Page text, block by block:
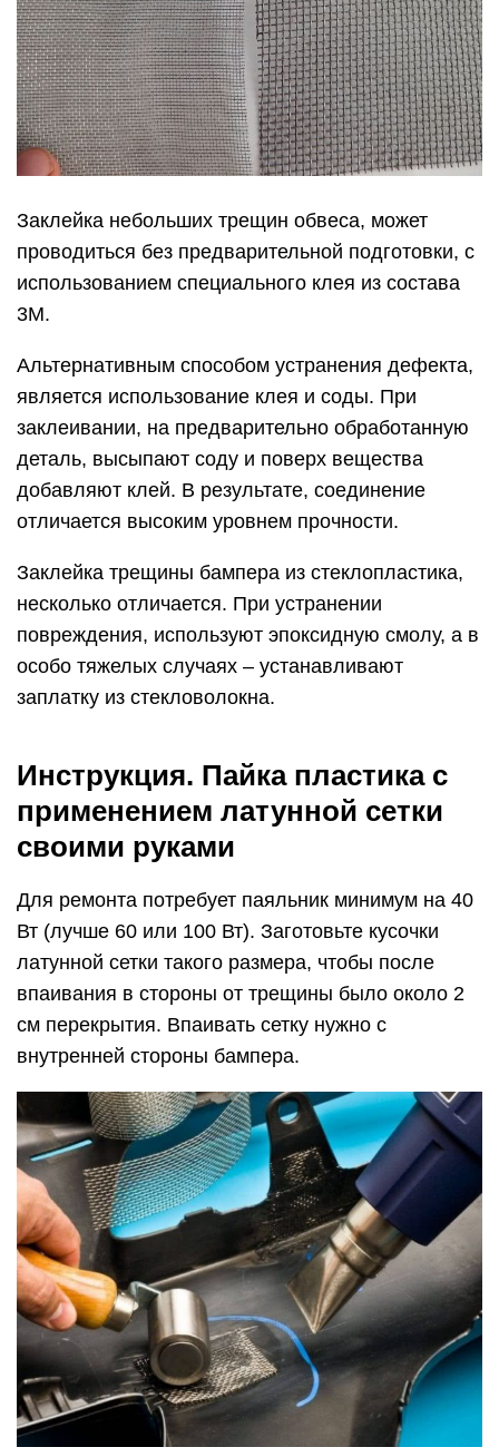
Заклейка небольших трещин обвеса, может
проводиться без предварительной подготовки, с
использованием специального клея из состава
3М.
Альтернативным способом устранения дефекта,
является использование клея и соды. При
заклеивании, на предварительно обработанную
деталь, высыпают соду и поверх вещества
добавляют клей. В результате, соединение
отличается высоким уровнем прочности.
Заклейка трещины бампера из стеклопластика,
несколько отличается. При устранении
повреждения, используют эпоксидную смолу, а в
особо тяжелых случаях – устанавливают
заплатку из стекловолокна.
Инструкция. Пайка пластика с
применением латунной сетки
своими руками
Для ремонта потребует паяльник минимум на 40
Вт (лучше 60 или 100 Вт). Заготовьте кусочки
латунной сетки такого размера, чтобы после
впаивания в стороны от трещины было около 2
см перекрытия. Впаивать сетку нужно с
внутренней стороны бампера.